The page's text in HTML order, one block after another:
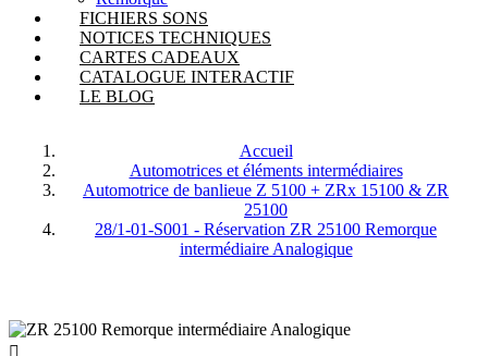
FICHIERS SONS
NOTICES TECHNIQUES
CARTES CADEAUX
CATALOGUE INTERACTIF
LE BLOG
Accueil
Automotrices et éléments intermédiaires
Automotrice de banlieue Z 5100 + ZRx 15100 & ZR
25100
28/1-01-S001 - Réservation ZR 25100 Remorque
intermédiaire Analogique
